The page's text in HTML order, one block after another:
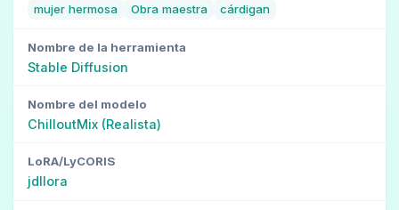
mujer hermosa
Obra maestra cárdigan
Nombre de la herramienta
Stable Diffusion
Nombre del modelo
ChilloutMix (Realista)
LoRA/LyCORIS
jdllora